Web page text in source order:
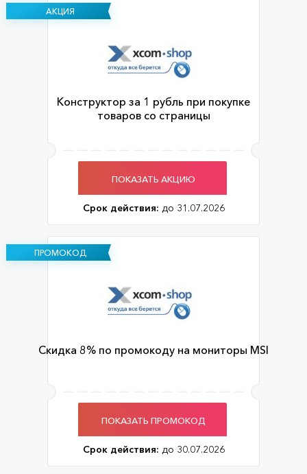
АКЦИЯ
Конструктор за 1 рубль при покупке
товаров со страницы
ПОКАЗАТЬ АКЦИЮ
Срок действия: до 31.07.2026
ПРОМОКОД
Скидка 8% по промокоду на мониторы MSI
ПОКАЗАТЬ ПРОМОКОД
Срок действия: до 30.07.2026